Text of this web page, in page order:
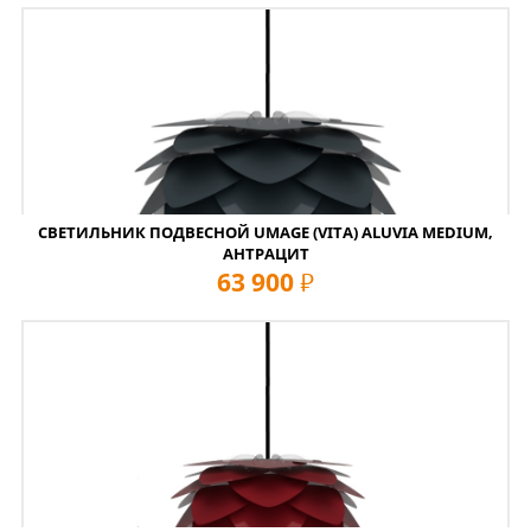
СВЕТИЛЬНИК ПОДВЕСНОЙ UMAGE (VITA) ALUVIA MEDIUM,
АНТРАЦИТ
63 900 руб